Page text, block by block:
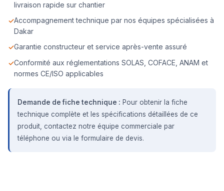
livraison rapide sur chantier
Accompagnement technique par nos équipes spécialisées à
Dakar
Garantie constructeur et service après-vente assuré
Conformité aux réglementations SOLAS, COFACE, ANAM et
normes CE/ISO applicables
Demande de fiche technique : Pour obtenir la fiche
technique complète et les spécifications détaillées de ce
produit, contactez notre équipe commerciale par
téléphone ou via le formulaire de devis.